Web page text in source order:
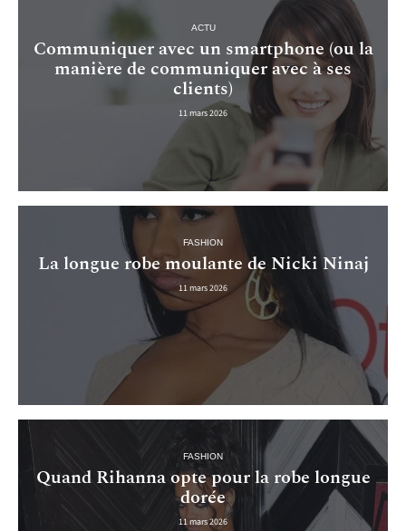
ACTU
Communiquer avec un smartphone (ou la
manière de communiquer avec à ses
clients)
11 mars 2026
FASHION
La longue robe moulante de Nicki Ninaj
11 mars 2026
FASHION
Quand Rihanna opte pour la robe longue
dorée
11 mars 2026